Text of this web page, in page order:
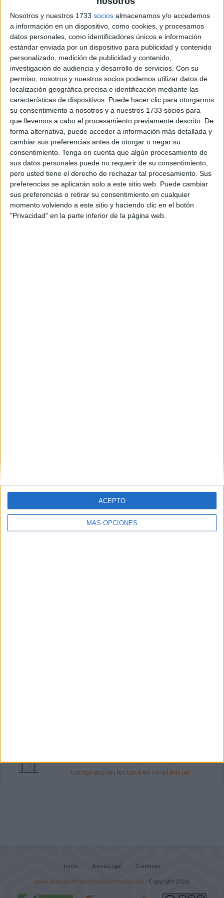
Nosotros y nuestros 1733 socios almacenamos y/o accedemos
a información en un dispositivo, como cookies, y procesamos
datos personales, como identificadores únicos e información
estándar enviada por un dispositivo para publicidad y contenido
personalizado, medición de publicidad y contenido,
investigación de audiencia y desarrollo de servicios. Con su
permiso, nosotros y nuestros socios podemos utilizar datos de
localización geográfica precisa e identificación mediante las
características de dispositivos. Puede hacer clic para otorgarnos
su consentimiento a nosotros y a nuestros 1733 socios para
que llevemos a cabo el procesamiento previamente descrito. De
forma alternativa, puede acceder a información más detallada y
cambiar sus preferencias antes de otorgar o negar su
consentimiento. Tenga en cuenta que algún procesamiento de
sus datos personales puede no requerir de su consentimiento,
pero usted tiene el derecho de rechazar tal procesamiento. Sus
preferencias se aplicarán solo a este sitio web. Puede cambiar
sus preferencias o retirar su consentimiento en cualquier
momento volviendo a este sitio y haciendo clic en el botón
"Privacidad" en la parte inferior de la página web.
MÁS OPCIONES
ACEPTO
Pulsa sobre el enlace para descargar el
archivo:
HISTORIAS BONITAS Y
DIVERTIDAS PARA TRABAJAR LA
COMPRENSIÓN LECTORA
comprensión lectora en nivel inicial
Inicio Aviso Legal Contacto
www.actividadesdeinfantilyprimaria.com - Copyright 2026